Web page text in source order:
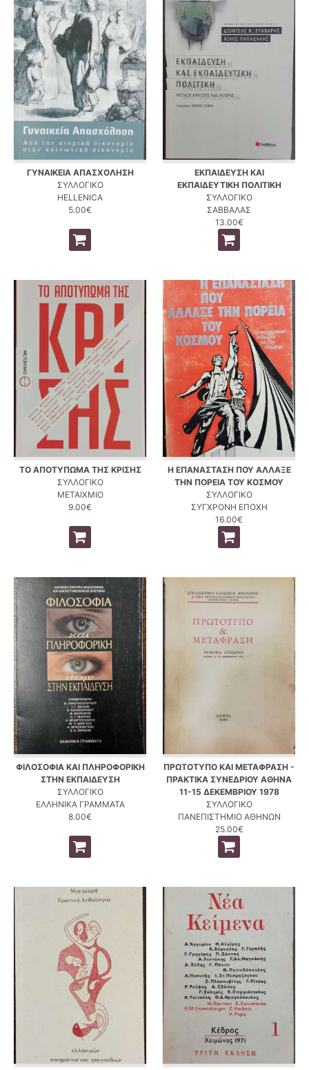
ΓΥΝΑΙΚΕΙΑ ΑΠΑΣΧΟΛΗΣΗ
ΣΥΛΛΟΓΙΚΟ
HELLENICA
5.00€
ΕΚΠΑΙΔΕΥΣΗ ΚΑΙ
ΕΚΠΑΙΔΕΥΤΙΚΗ ΠΟΛΙΤΙΚΗ
ΣΥΛΛΟΓΙΚΟ
ΣΑΒΒΑΛΑΣ
13.00€
ΤΟ ΑΠΟΤΥΠΩΜΑ ΤΗΣ ΚΡΙΣΗΣ
ΣΥΛΛΟΓΙΚΟ
ΜΕΤΑΙΧΜΙΟ
9.00€
Η ΕΠΑΝΑΣΤΑΣΗ ΠΟΥ ΑΛΛΑΞΕ
ΤΗΝ ΠΟΡΕΙΑ ΤΟΥ ΚΟΣΜΟΥ
ΣΥΛΛΟΓΙΚΟ
ΣΥΓΧΡΟΝΗ ΕΠΟΧΗ
16.00€
ΦΙΛΟΣΟΦΙΑ ΚΑΙ ΠΛΗΡΟΦΟΡΙΚΗ
ΣΤΗΝ ΕΚΠΑΙΔΕΥΣΗ
ΣΥΛΛΟΓΙΚΟ
ΕΛΛΗΝΙΚΑ ΓΡΑΜΜΑΤΑ
8.00€
ΠΡΩΤΟΤΥΠΟ ΚΑΙ ΜΕΤΑΦΡΑΣΗ -
ΠΡΑΚΤΙΚΑ ΣΥΝΕΔΡΙΟΥ ΑΘΗΝΑ
11-15 ΔΕΚΕΜΒΡΙΟΥ 1978
ΣΥΛΛΟΓΙΚΟ
ΠΑΝΕΠΙΣΤΗΜΙΟ ΑΘΗΝΩΝ
25.00€